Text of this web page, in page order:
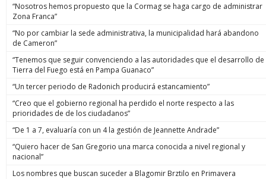
“Nosotros hemos propuesto que la Cormag se haga cargo de administrar
Zona Franca”
“No por cambiar la sede administrativa, la municipalidad hará abandono
de Cameron”
“Tenemos que seguir convenciendo a las autoridades que el desarrollo de
Tierra del Fuego está en Pampa Guanaco”
“Un tercer periodo de Radonich producirá estancamiento”
“Creo que el gobierno regional ha perdido el norte respecto a las
prioridades de de los ciudadanos”
“De 1 a 7, evaluaría con un 4 la gestión de Jeannette Andrade”
“Quiero hacer de San Gregorio una marca conocida a nivel regional y
nacional”
Los nombres que buscan suceder a Blagomir Brztilo en Primavera